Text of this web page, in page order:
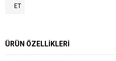
ET
ÜRÜN ÖZELLIKLERI